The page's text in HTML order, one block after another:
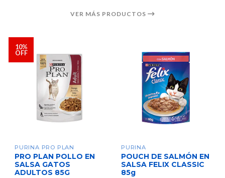
VER MÁS PRODUCTOS
10%
OFF
PURINA PRO PLAN
PRO PLAN POLLO EN
SALSA GATOS
ADULTOS 85G
PURINA
POUCH DE SALMÓN EN
SALSA FELIX CLASSIC
85g